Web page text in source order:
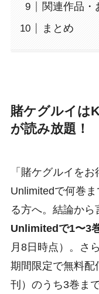
関連作品・
まとめ
賭ケグルイは
が読み放題！
「賭ケグルイを
Unlimitedで何巻
る方へ。結論から
Unlimitedで1〜3
月8日時点）。さ
期間限定で無料配
刊）のうち3巻ま